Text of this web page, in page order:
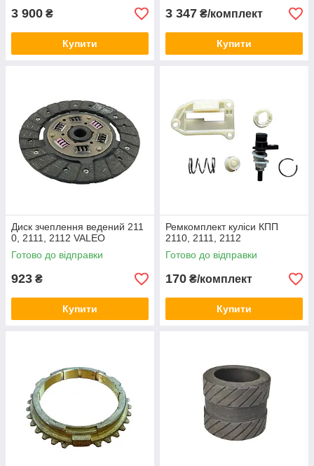
3 900 ₴
Купити
3 347 ₴/комплект
Купити
Диск зчеплення ведений 211
0, 2111, 2112 VALEO
Готово до відправки
923 ₴
Купити
Ремкомплект куліси КПП
2110, 2111, 2112
Готово до відправки
170 ₴/комплект
Купити